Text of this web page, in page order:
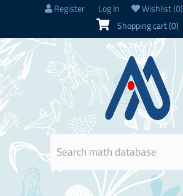
Register Log In Wishlist(0)
Shopping cart(0)